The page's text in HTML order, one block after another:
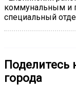
коммунальным и
специальный
Поделитесь
города